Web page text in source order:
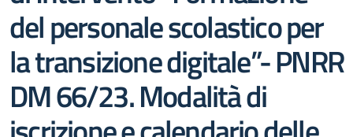
del personale scolastico per
la transizione digitale”- PNRR
DM 66/23. Modalità di